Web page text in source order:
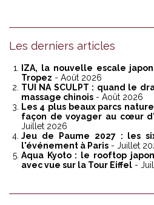
Les derniers articles
IZA, la nouvelle escale
Tropez - Août 2026
TUI NA SCULPT : quand le
massage chinois - Août 2026
Les 4 plus beaux parcs
façon de voyager au cœur
Juillet 2026
Jeu de Paume 2027 : les
l'événement à Paris - Juillet
Aqua Kyoto : le rooftop
avec vue sur la Tour Eiffel -